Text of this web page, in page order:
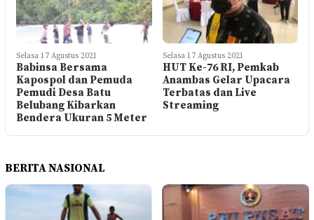
Selasa 17 Agustus 2021
Babinsa Bersama
Kapospol dan Pemuda
Pemudi Desa Batu
Belubang Kibarkan
Bendera Ukuran 5 Meter
Selasa 17 Agustus 2021
HUT Ke-76 RI, Pemkab
Anambas Gelar Upacara
Terbatas dan Live
Streaming
BERITA NASIONAL